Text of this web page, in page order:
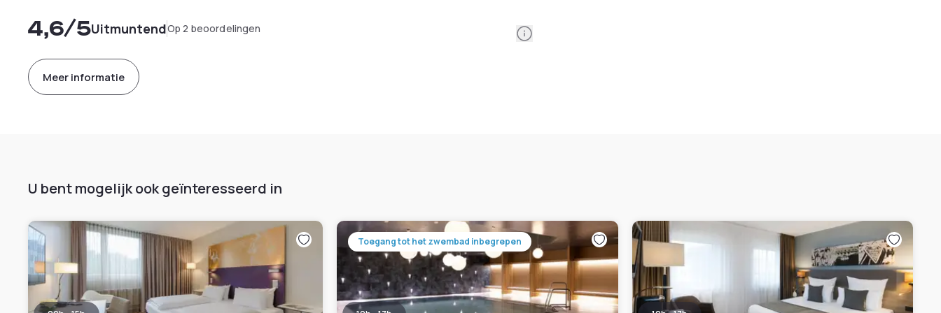
4,6/5UitmuntendOp 2 beoordelingen Information
Meer informatie
U bent mogelijk ook geïnteresseerd in
Toegang tot het zwembad inbegrepen